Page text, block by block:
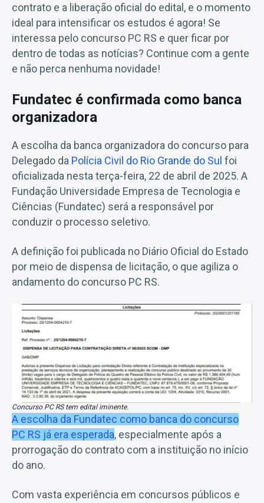
contrato e a liberação oficial do edital, e o momento
ideal para intensificar os estudos é agora! Se
interessa pelo concurso PC RS e quer ficar por
dentro de todas as notícias? Continue com a gente
e não perca nenhuma novidade!
Fundatec é confirmada como banca
organizadora
A escolha da banca organizadora do concurso para
Delegado da Polícia Civil do Rio Grande do Sul foi
oficializada nesta terça-feira, 22 de abril de 2025. A
Fundação Universidade Empresa de Tecnologia e
Ciências (Fundatec) será a responsável por
conduzir o processo seletivo.
A definição foi publicada no Diário Oficial do Estado
por meio de dispensa de licitação, o que agiliza o
andamento do concurso PC RS.
Concurso PC RS tem edital iminente.
A escolha da Fundatec como banca do concurso
PC RS já era esperada, especialmente após a
prorrogação do contrato com a instituição no início
do ano.
Com vasta experiência em concursos públicos e